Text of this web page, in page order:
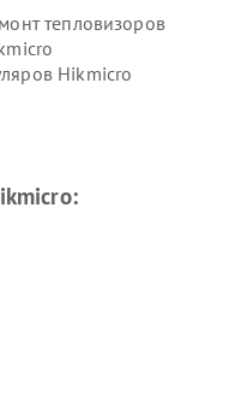
тепловизоров
Hikmicro